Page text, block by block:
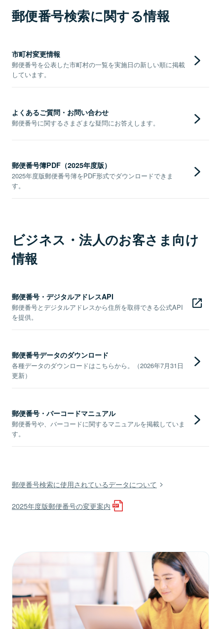
郵便番号検索に関する情報
市町村変更情報
郵便番号を公表した市町村の一覧を実施日の新しい順に掲載
しています。
よくあるご質問・お問い合わせ
郵便番号に関するさまざまな疑問にお答えします。
郵便番号簿PDF（2025年度版）
2025年度版郵便番号簿をPDF形式でダウンロードできま
す。
ビジネス・法人のお客さま向け
情報
郵便番号・デジタルアドレスAPI
郵便番号とデジタルアドレスから住所を取得できる公式API
を提供。
郵便番号データのダウンロード
各種データのダウンロードはこちらから。（2026年7月31日
更新）
郵便番号・バーコードマニュアル
郵便番号や、バーコードに関するマニュアルを掲載していま
す。
郵便番号検索に使用されているデータについて
2025年度版郵便番号の変更案内